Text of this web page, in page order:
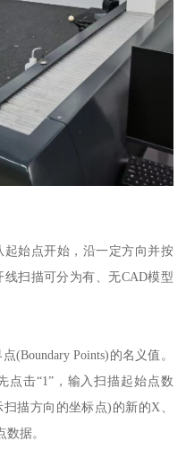
始点开始，沿一定方向并按
扫描可分为有、无CAD模型
(Boundary Points)的名义值。
点击“1”，输入扫描起始点数
描方向的坐标点)的新的X、
据。